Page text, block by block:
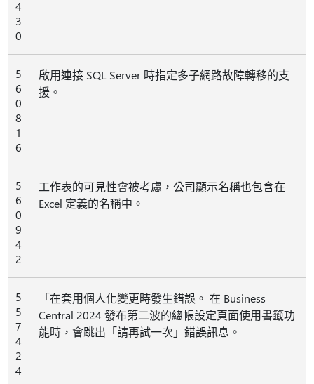
4
3
0
5
6
0
8
1
6
啟用連接 SQL Server 時指定多子網路故障轉移的支
援。
5
6
0
9
4
2
工作表的可見性會被考慮，公司顯示名稱也包含在
Excel 定義的名稱中。
5
5
7
4
2
4
「在套用個人化變更時發生錯誤。 在 Business
Central 2024 發布第二波的總帳設定頁面使用書籤功
能時，會跳出「請再試一次」錯誤訊息。